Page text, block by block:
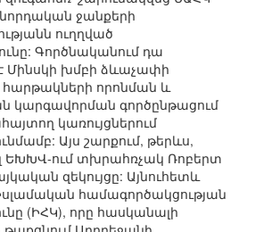
ջանքերի
ուղղված
Գործնականում դա
Մինսկի խմբի ձևաչափի
հարթակների որոնման և
կարգավորման գործընթացում
կառույցներում
Այս շարքում, թերևս,
ԵԽԽՎ-ում տխրահռչակ Ռոբերտ
զեկույցը: Այնուհետև
համագործակցության
(ԻՀԿ), որը հասկանալի